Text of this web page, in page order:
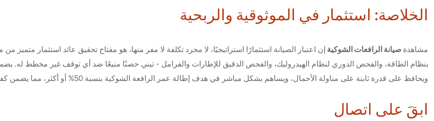
الخلاصة: استثمار في الموثوقية والربحية
مشاهدة صيانة الرافعات الشوكيةإن اعتبار الصيانة استثمارًا استراتيجيًا، لا مجرد تكلفة لا مفر منها، هو مفتاح تحقيق عائد استثمار متميز من
بنظام الطاقة، والفحص الدوري لنظام الهيدروليك، والفحص الدقيق للإطارات والفرامل - تبني حصنًا منيعًا ضد أي توقف غير مخطط له. يضمن
ويحافظ على قدرة ثابتة على مناولة الأحمال، ويساهم بشكل مباشر في هدف إطالة عمر الرافعة الشوكية بنسبة 50% أو أكثر، مما يضمن كفاءة عملياتك لسنوات قادمة.
ابقَ على اتصال